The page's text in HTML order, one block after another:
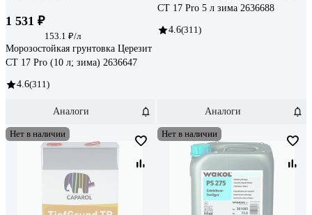
1 531 ₽
153.1 ₽/л
Морозостойкая грунтовка Церезит
CT 17 Pro (10 л; зима) 2636647
4.6(311)
Аналоги
CT 17 Pro 5 л зима 2636688
4.6(311)
Аналоги
Нет в наличии Нет в наличии